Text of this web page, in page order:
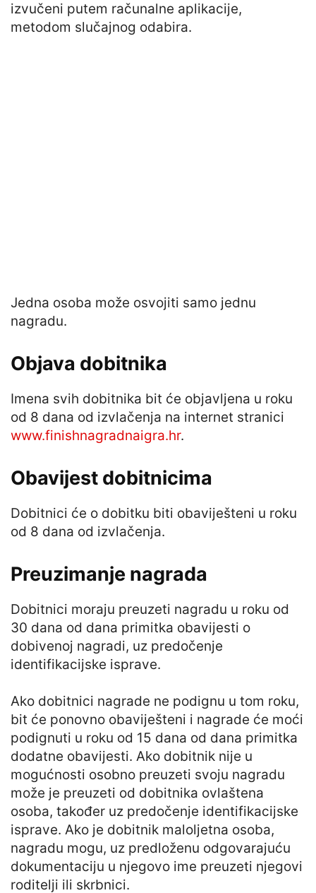
izvučeni putem računalne aplikacije,
metodom slučajnog odabira.
Jedna osoba može osvojiti samo jednu
nagradu.
Objava dobitnika
Imena svih dobitnika bit će objavljena u roku
od 8 dana od izvlačenja na internet stranici
www.finishnagradnaigra.hr.
Obavijest dobitnicima
Dobitnici će o dobitku biti obaviješteni u roku
od 8 dana od izvlačenja.
Preuzimanje nagrada
Dobitnici moraju preuzeti nagradu u roku od
30 dana od dana primitka obavijesti o
dobivenoj nagradi, uz predočenje
identifikacijske isprave.
Ako dobitnici nagrade ne podignu u tom roku,
bit će ponovno obaviješteni i nagrade će moći
podignuti u roku od 15 dana od dana primitka
dodatne obavijesti. Ako dobitnik nije u
mogućnosti osobno preuzeti svoju nagradu
može je preuzeti od dobitnika ovlaštena
osoba, također uz predočenje identifikacijske
isprave. Ako je dobitnik maloljetna osoba,
nagradu mogu, uz predloženu odgovarajuću
dokumentaciju u njegovo ime preuzeti njegovi
roditelji ili skrbnici.